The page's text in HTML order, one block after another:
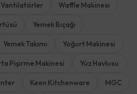
Vantilatörler Waffle Makinesi
Yemek Bıçağı
Yemek Takımı Yoğurt Makinesi
Pişirme Makinesi Yüz Havlusu
Inter Keen Kitchenware MGC